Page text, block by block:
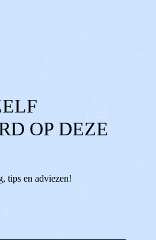
OP DEZE
tips en adviezen!